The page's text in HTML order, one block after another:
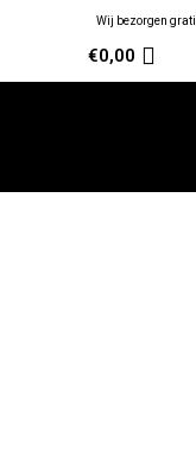
Wij bezorgen
€0,00